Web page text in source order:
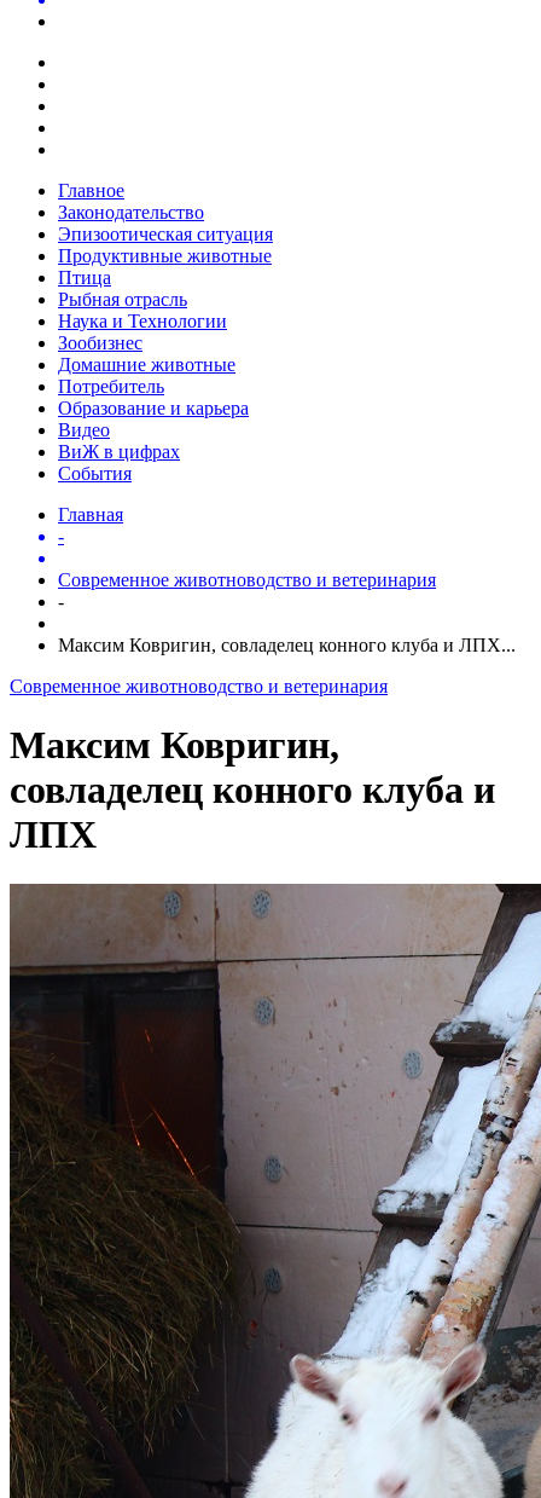
Главное
Законодательство
Эпизоотическая ситуация
Продуктивные животные
Птица
Рыбная отрасль
Наука и Технологии
Зообизнес
Домашние животные
Потребитель
Образование и карьера
Видео
ВиЖ в цифрах
События
Главная
-
Современное животноводство и ветеринария
-
Максим Ковригин, совладелец конного клуба и ЛПХ...
Современное животноводство и ветеринария
Максим Ковригин,
совладелец конного клуба и
ЛПХ